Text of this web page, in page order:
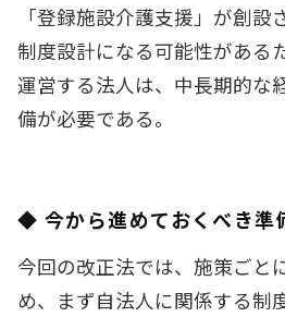
「登録施設介護支援」が創設
制度設計になる可能性がある
運営する法人は、中長期的な
備が必要である。
◆ 今から進めておくべき準
今回の改正法では、施策ごと
め、まず自法人に関係する制